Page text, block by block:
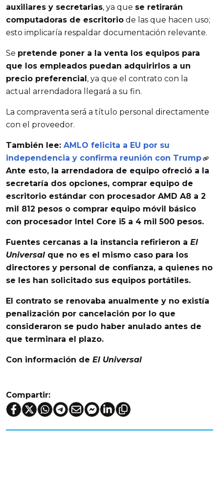
auxiliares y secretarias, ya que se retirarán
computadoras de escritorio de las que hacen uso;
esto implicaría respaldar documentación relevante.
Se pretende poner a la venta los equipos para
que los empleados puedan adquirirlos a un
precio preferencial , ya que el contrato con la
actual arrendadora llegará a su fin.
La compraventa será a título personal directamente
con el proveedor.
También lee: AMLO felicita a EU por su
independencia y confirma reunión con Trump
Ante esto, la arrendadora de equipo ofreció a la
secretaría dos opciones, comprar equipo de
escritorio estándar con procesador AMD A8 a 2
mil 812 pesos o comprar equipo móvil básico
con procesador Intel Core i5 a 4 mil 500 pesos.
Fuentes cercanas a la instancia refirieron a El
Universal que no es el mismo caso para los
directores y personal de confianza, a quienes no
se les han solicitado sus equipos portátiles.
El contrato se renovaba anualmente y no existía
penalización por cancelación por lo que
consideraron se pudo haber anulado antes de
que terminara el plazo.
Con información de El Universal
Compartir: